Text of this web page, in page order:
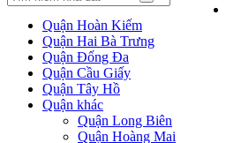
Quận Hoàn Kiếm
Quận Hai Bà Trưng
Quận Đống Đa
Quận Cầu Giấy
Quận Tây Hồ
Quận khác
Quận Long Biên
Quận Hoàng Mai